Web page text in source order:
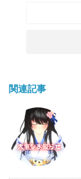
関連記事